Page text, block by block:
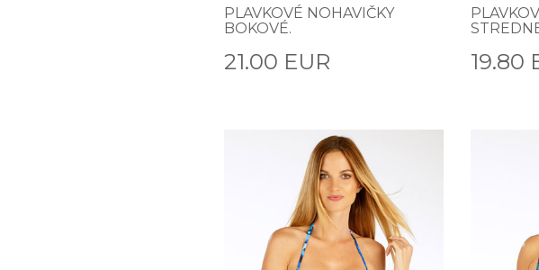
PLAVKOVÉ NOHAVIČKY
BOKOVÉ.
21.00 EUR 19.80